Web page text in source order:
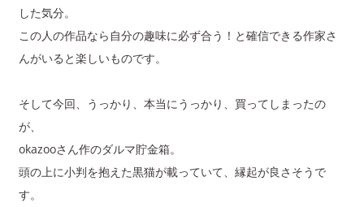
した気分。
この人の作品なら自分の趣味に必ず合う！と確信できる作家さ
んがいると楽しいものです。
そして今回、うっかり、本当にうっかり、買ってしまったの
が、
okazooさん作のダルマ貯金箱。
頭の上に小判を抱えた黒猫が載っていて、縁起が良さそうで
す。